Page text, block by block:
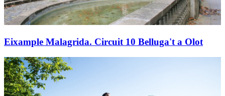
Eixample Malagrida. Circuit 10 Belluga't a Olot